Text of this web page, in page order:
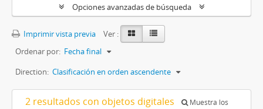
Opciones avanzadas de búsqueda
Imprimir vista previa
Ver :
Ordenar por: Fecha final
Direction: Clasificación en orden ascendente
2 resultados con objetos digitales
Muestra los